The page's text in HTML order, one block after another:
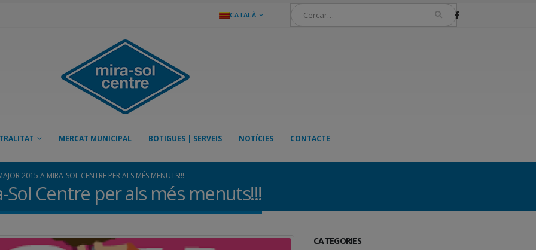
CATALÀ
MERCAT MUNICIPAL BOTIGUES | SERVEIS NOTÍCIES CONTACTE
2015 A MIRA-SOL CENTRE PER ALS MÉS MENUTS!!!
Sol Centre per als més menuts!!!
CATEGORIES